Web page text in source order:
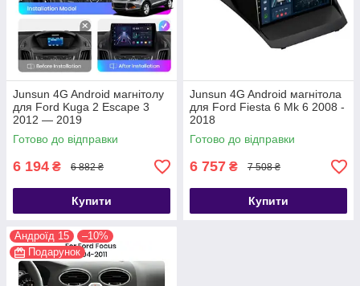
Junsun 4G Android магнітолу
для Ford Kuga 2 Escape 3
2012 — 2019
Готово до відправки
6 194 ₴ 6 882 ₴
Купити
Junsun 4G Android магнітола
для Ford Fiesta 6 Mk 6 2008 -
2018
Готово до відправки
6 757 ₴ 7 508 ₴
Купити
Андроїд 15
–10%
Подарунок